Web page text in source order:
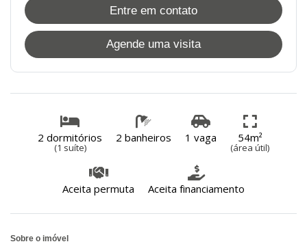
Entre em contato
Agende uma visita
2 dormitórios
(1 suíte)
2 banheiros 1 vaga 54m²
(área útil)
Aceita permuta Aceita financiamento
Sobre o imóvel